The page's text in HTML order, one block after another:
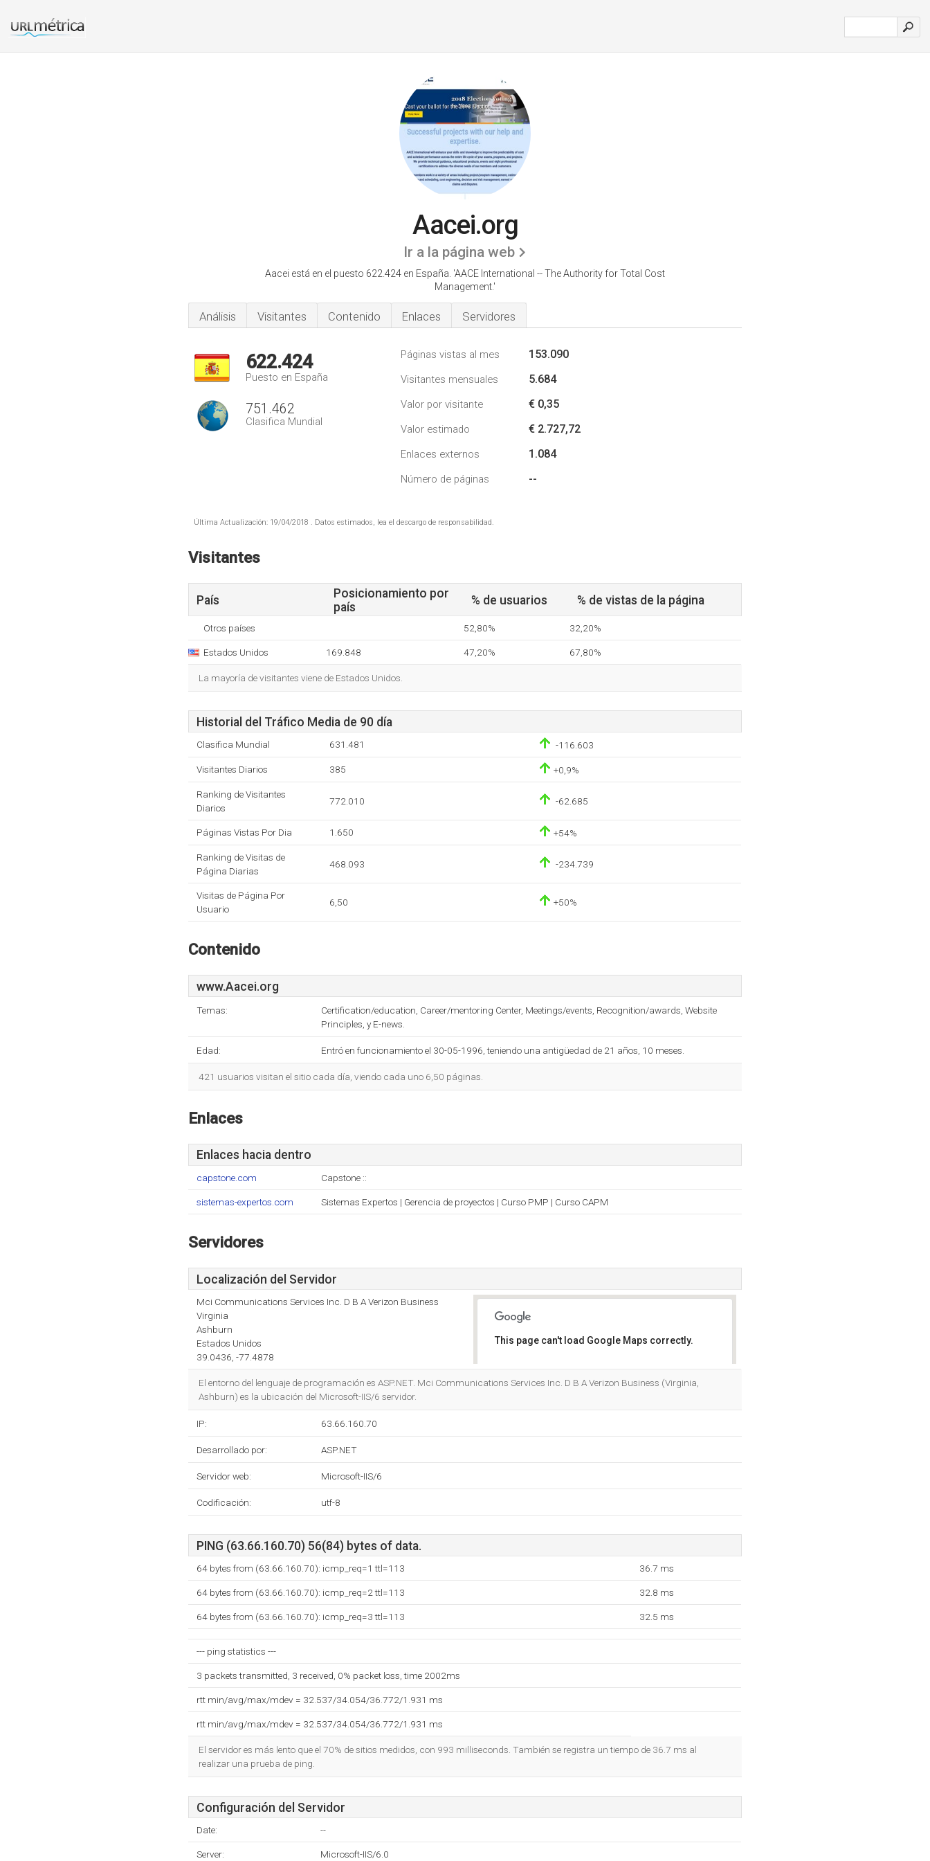
Aacei.org
Ir a la página web
Aacei está en el puesto 622.424 en España. 'AACE International -- The Authority for Total Cost
Management.'
Análisis Visitantes Contenido Enlaces Servidores
622.424
Puesto en España
751.462
Clasifica Mundial
Páginas vistas al mes 153.090
Visitantes mensuales 5.684
Valor por visitante € 0,35
Valor estimado € 2.727,72
Enlaces externos 1.084
Número de páginas --
Última Actualización: 19/04/2018 . Datos estimados, lea el descargo de responsabilidad.
Visitantes
País
Posicionamiento por
país
% de usuarios % de vistas de la página
Otros países 52,80% 32,20%
Estados Unidos 169.848 47,20% 67,80%
La mayoría de visitantes viene de Estados Unidos.
Historial del Tráfico Media de 90 día
Clasifica Mundial 631.481 -116.603
Visitantes Diarios 385 +0,9%
Ranking de Visitantes
Diarios
772.010 -62.685
Páginas Vistas Por Dia 1.650 +54%
Ranking de Visitas de
Página Diarias
468.093 -234.739
Visitas de Página Por
Usuario
6,50 +50%
Contenido
www.Aacei.org
Temas:
Certification/education, Career/mentoring Center, Meetings/events, Recognition/awards, Website
Principles, y E-news.
Edad: Entró en funcionamiento el 30-05-1996, teniendo una antigüedad de 21 años, 10 meses.
421 usuarios visitan el sitio cada día, viendo cada uno 6,50 páginas.
Enlaces
Enlaces hacia dentro
capstone.com Capstone ::
sistemas-expertos.com Sistemas Expertos | Gerencia de proyectos | Curso PMP | Curso CAPM
Servidores
Localización del Servidor
Mci Communications Services Inc. D B A Verizon Business
Virginia
Ashburn
Estados Unidos
39.0436, -77.4878
This page can't load Google Maps correctly.
El entorno del lenguaje de programación es ASP.NET. Mci Communications Services Inc. D B A Verizon Business (Virginia,
Ashburn) es la ubicación del Microsoft-IIS/6 servidor.
IP: 63.66.160.70
Desarrollado por: ASP.NET
Servidor web: Microsoft-IIS/6
Codificación: utf-8
PING (63.66.160.70) 56(84) bytes of data.
64 bytes from (63.66.160.70): icmp_req=1 ttl=113 36.7 ms
64 bytes from (63.66.160.70): icmp_req=2 ttl=113 32.8 ms
64 bytes from (63.66.160.70): icmp_req=3 ttl=113 32.5 ms
--- ping statistics ---
3 packets transmitted, 3 received, 0% packet loss, time 2002ms
rtt min/avg/max/mdev = 32.537/34.054/36.772/1.931 ms
rtt min/avg/max/mdev = 32.537/34.054/36.772/1.931 ms
El servidor es más lento que el 70% de sitios medidos, con 993 milliseconds. También se registra un tiempo de 36.7 ms al
realizar una prueba de ping.
Configuración del Servidor
Date: --
Server: Microsoft-IIS/6.0